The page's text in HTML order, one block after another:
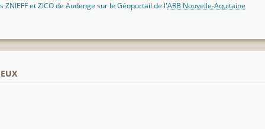
ZNIEFF et ZICO de Audenge sur le Géoportail de l'ARB Nouvelle-Aquitaine